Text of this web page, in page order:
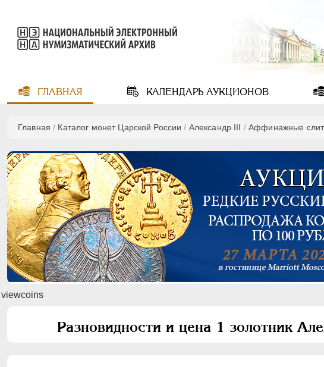
ГЛАВНАЯ КАЛЕНДАРЬАУКЦИОНОВ
Главная / Каталог монет Царской России / Александр III / Аффинажные
viewcoins
Разновидности и цена 1 золотник